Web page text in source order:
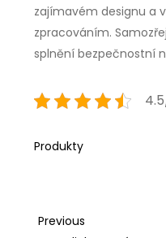
zajímavém designu a
zpracováním.
splnění bezpečnostní
Produkty
Navigace
Previous
Previous